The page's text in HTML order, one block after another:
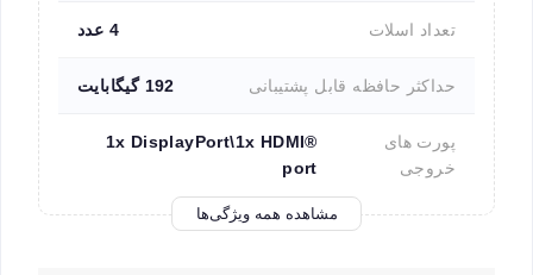
تعداد اسلات 4 عدد
حداکثر حافظه قابل پشتیبانی 192 گیگابایت
پورت های
خروجی
1x DisplayPort\1x HDMI®
port
مشاهده همه ویژگی‌ها